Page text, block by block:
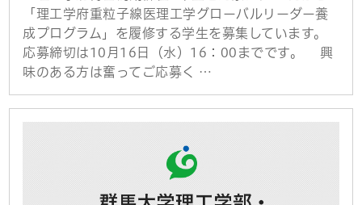
「理工学府重粒子線医理工学グローバルリーダー養
成プログラム」を履修する学生を募集しています。
応募締切は10月16日（水）16：00までです。 興
味のある方は奮ってご応募く …